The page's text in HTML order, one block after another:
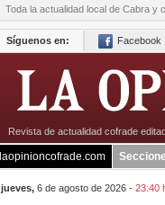
Toda la actualidad local de Cabra y
Síguenos en: Facebook
Revista de actualidad cofrade
laopinioncofrade.com
jueves,6 de agosto de 2026 - 23:40